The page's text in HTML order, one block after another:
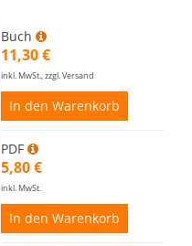
Buch
11,30 €
inkl. MwSt., zzgl. Versand
In den Warenkorb
PDF
5,80 €
inkl. MwSt.
In den Warenkorb